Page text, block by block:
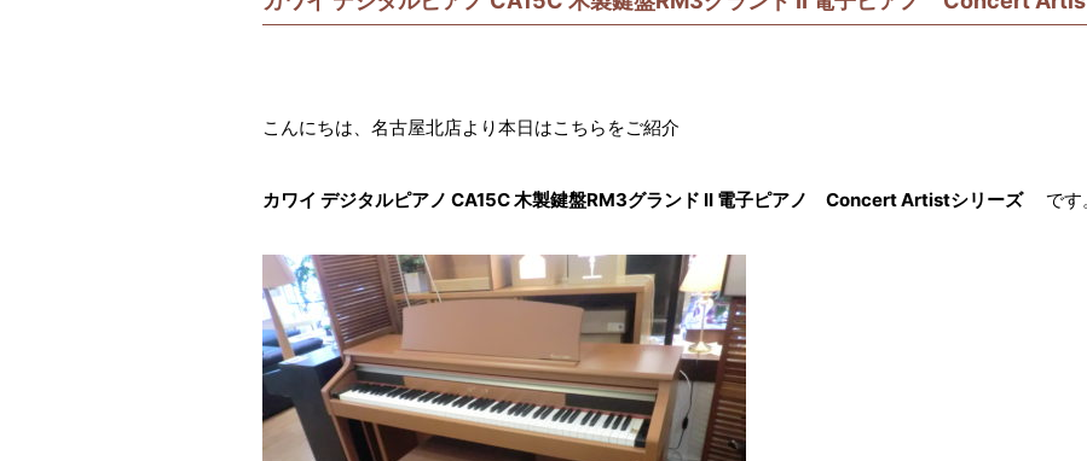
こんにちは、名古屋北店より本日はこちらをご紹介
カワイ デジタルピアノ CA15C 木製鍵盤RM3グランド II 電子ピアノ Concert Artistシリーズです